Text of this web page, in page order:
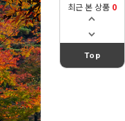
최근 본 상품 0
Top